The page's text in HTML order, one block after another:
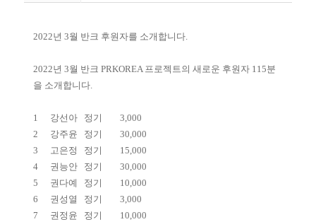
2022년 3월 반크 후원자를 소개합니다.
2022년 3월 반크 PRKOREA 프로젝트의 새로운 후원자 115분
을 소개합니다.
1 강선아 정기
3,000
2
강주윤 정기
30,000
3
고은정 정기
15,000
4
권능안 정기
30,000
5
권다예 정기
10,000
6
권성열 정기
3,000
7
권정윤 정기
10,000